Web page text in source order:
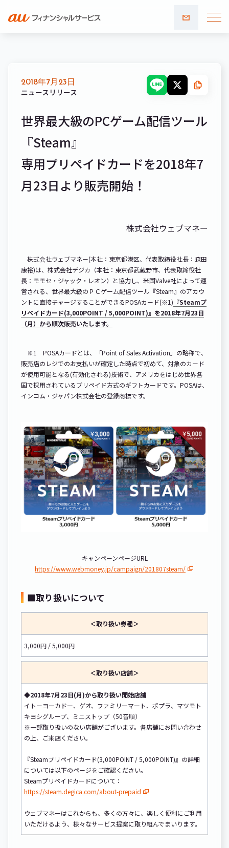
合わせ
2018年7月23日
ニュースリリース
世界最大級のPCゲーム配信ツール
『Steam』
専用プリペイドカードを2018年7
月23日より販売開始！
株式会社ウェブマネー
株式会社ウェブマネー(本社：東京都港区、代表取締役社長：森田
康裕)は、株式会社デジカ（本社：東京都武蔵野市、代表取締役社
長：モモセ・ジャック・レオン）と協力し、米国Valve社によって運
営される、世界最大級のＰＣゲーム配信ツール『Steam』のアカウ
ントに直接チャージすることができるPOSAカード(※1) 『Steamプ
リペイドカード(3,000POINT / 5,000POINT)』を2018年7月23日
（月）から順次販売いたします。
※1 POSAカードとは、「Point of Sales Activation」の略称で、
販売店のレジでのお支払いが確定した時点で初めて、対象のカード
が使用可能となる(有効化される)技術で、アメリカをはじめ世界各
国で採用されているプリペイド方式のギフトカードです。POSAは、
インコム・ジャパン株式会社の登録商標です。
キャンペーンページURL
https://www.webmoney.jp/campaign/201807steam/
■取り扱いについて
＜取り扱い券種＞
3,000円 / 5,000円
＜取り扱い店舗＞
◆2018年7月23日(月)から取り扱い開始店舗
イトーヨーカドー、ゲオ、ファミリーマート、ポプラ、マツモト
キヨシグループ、ミニストップ（50音順）
※一部取り扱いのない店舗がございます。各店舗にお問い合わせ
の上、ご来店ください。
『Steamプリペイドカード(3,000POINT / 5,000POINT)』の詳細
については以下のページをご確認ください。
Steamプリペイドカードについて：
https://steam.degica.com/about-prepaid
ウェブマネーはこれからも、多くの方々に、楽しく便利にご利用
いただけるよう、様々なサービス提案に取り組んでまいります。